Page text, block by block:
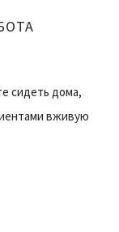
сидеть дома,
вживую